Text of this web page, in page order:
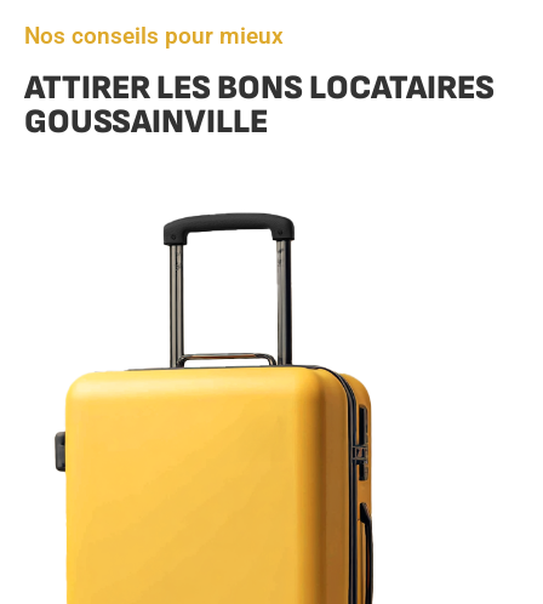
Nos conseils pour mieux
ATTIRER LES BONS LOCATAIRES
GOUSSAINVILLE